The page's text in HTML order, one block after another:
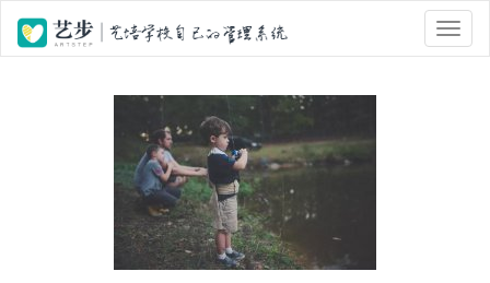
位置 : 首页 > Tag 标签页面 > 顺序